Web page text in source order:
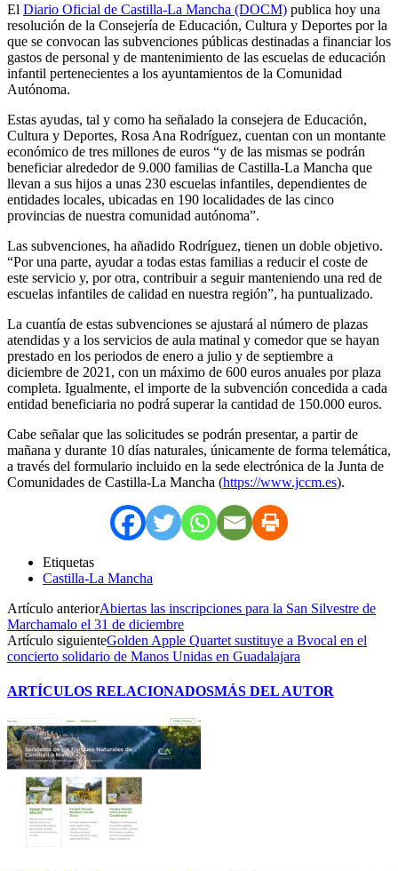
El Diario Oficial de Castilla-La Mancha (DOCM) publica hoy una
resolución de la Consejería de Educación, Cultura y Deportes por la
que se convocan las subvenciones públicas destinadas a financiar los
gastos de personal y de mantenimiento de las escuelas de educación
infantil pertenecientes a los ayuntamientos de la Comunidad
Autónoma.
Estas ayudas, tal y como ha señalado la consejera de Educación,
Cultura y Deportes, Rosa Ana Rodríguez, cuentan con un montante
económico de tres millones de euros “y de las mismas se podrán
beneficiar alrededor de 9.000 familias de Castilla-La Mancha que
llevan a sus hijos a unas 230 escuelas infantiles, dependientes de
entidades locales, ubicadas en 190 localidades de las cinco
provincias de nuestra comunidad autónoma”.
Las subvenciones, ha añadido Rodríguez, tienen un doble objetivo.
“Por una parte, ayudar a todas estas familias a reducir el coste de
este servicio y, por otra, contribuir a seguir manteniendo una red de
escuelas infantiles de calidad en nuestra región”, ha puntualizado.
La cuantía de estas subvenciones se ajustará al número de plazas
atendidas y a los servicios de aula matinal y comedor que se hayan
prestado en los periodos de enero a julio y de septiembre a
diciembre de 2021, con un máximo de 600 euros anuales por plaza
completa. Igualmente, el importe de la subvención concedida a cada
entidad beneficiaria no podrá superar la cantidad de 150.000 euros.
Cabe señalar que las solicitudes se podrán presentar, a partir de
mañana y durante 10 días naturales, únicamente de forma telemática,
a través del formulario incluido en la sede electrónica de la Junta de
Comunidades de Castilla-La Mancha (https://www.jccm.es).
Etiquetas
Castilla-La Mancha
Artículo anteriorAbiertas las inscripciones para la San Silvestre de
Marchamalo el 31 de diciembre
Artículo siguienteGolden Apple Quartet sustituye a Bvocal en el
concierto solidario de Manos Unidas en Guadalajara
ARTÍCULOS RELACIONADOSMÁS DEL AUTOR